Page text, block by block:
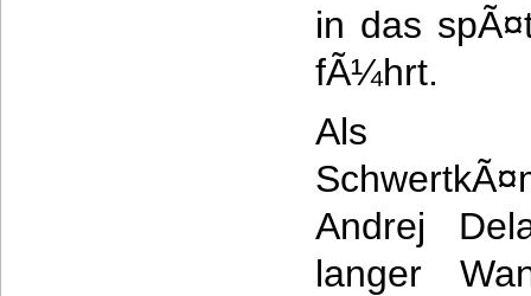
in das
fÃ¼hrt.
Als
Andrej
langer